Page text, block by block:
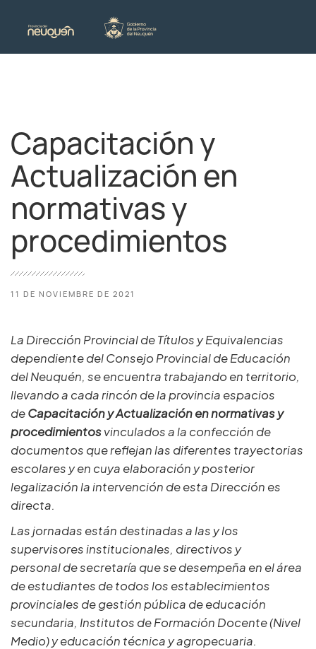
Capacitación y
Actualización en
normativas y
procedimientos
11 DE NOVIEMBRE DE 2021
La Dirección Provincial de Títulos y Equivalencias
dependiente del Consejo Provincial de Educación
del Neuquén, se encuentra trabajando en territorio,
llevando a cada rincón de la provincia espacios
deCapacitación y Actualización en normativas y
procedimientosvinculados a la confección de
documentos que reflejan las diferentes trayectorias
escolares y en cuya elaboración y posterior
legalización la intervención de esta Dirección es
directa.
Las jornadas están destinadas a las y los
supervisores institucionales, directivos y
personal de secretaría que se desempeña en el área
de estudiantes de todos los establecimientos
provinciales de gestión pública de educación
secundaria, Institutos de Formación Docente (Nivel
Medio) y educación técnica y agropecuaria.